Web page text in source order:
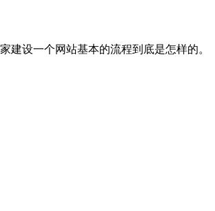
建设一个网站基本的流程到底是怎样的。